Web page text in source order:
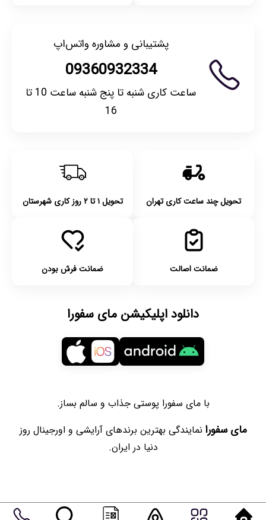
پشتیبانی و مشاوره واتس‌اپ
09360932334
ساعت کاری شنبه تا پنج شنبه ساعت 10 تا
16
تحویل چند ساعت کاری تهران تحویل ۱ تا ۲ روز کاری شهرستان
ضمانت اصالت ضمانت فرش بودن
دانلود اپلیکیشن مای سفورا
با مای سفورا پوستی جذاب و سالم بساز.
مای سفورا نمایندگی بهترین برندهای آرایشی و اورجینال روز
دنیا در ایران.